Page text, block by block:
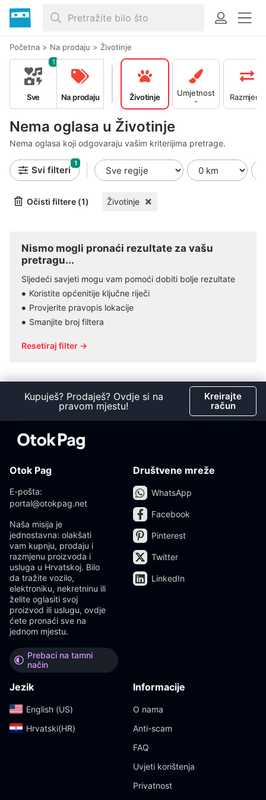
Početna > Na prodaju > Životinje
Nema oglasa u Životinje
Nema oglasa koji odgovaraju vašim kriterijima pretrage.
Sve
1
Na prodaju Životinje
Umjetnost
-
Kolekciona
Razmjena
Svi filteri
1
Očisti filtere (1) Životinje
Nismo mogli pronaći rezultate za vašu
pretragu...
Sljedeći savjeti mogu vam pomoći dobiti bolje rezultate
Koristite općenitije ključne riječi
Provjerite pravopis lokacije
Smanjite broj filtera
Resetiraj filter →
Kupuješ? Prodaješ? Ovdje si na
pravom mjestu!
Kreirajte
račun
Otok Pag
E-pošta:
portal@otokpag.net
Naša misija je
jednostavna: olakšati
vam kupnju, prodaju i
razmjenu proizvoda i
usluga u Hrvatskoj. Bilo
da tražite vozilo,
elektroniku, nekretninu ili
želite oglasiti svoj
proizvod ili uslugu, ovdje
ćete pronaći sve na
jednom mjestu.
Prebaci na tamni
način
Društvene mreže
WhatsApp
Facebook
Pinterest
Twitter
LinkedIn
Jezik
English (US)‎
Hrvatski(HR)‎
Informacije
O nama
Anti-scam
FAQ
Uvjeti korištenja
Privatnost